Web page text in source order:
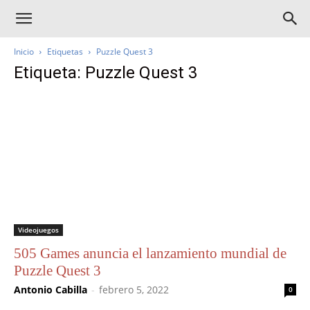
Inicio Etiquetas Puzzle Quest 3
Etiqueta: Puzzle Quest 3
Videojuegos
505 Games anuncia el lanzamiento mundial de
Puzzle Quest 3
Antonio Cabilla - febrero 5, 2022 0